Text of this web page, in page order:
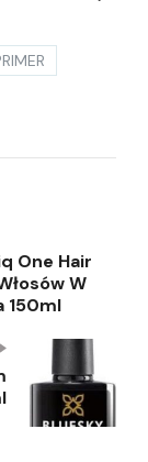
One Hair
W
150ml